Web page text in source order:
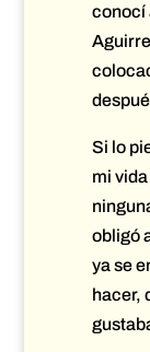
conocí
Si lo
mi
obligó
ya se
hacer,